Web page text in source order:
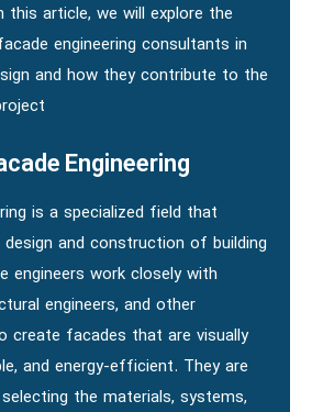
this article, we will explore the
engineering consultants in
and how they contribute to the
Engineering?
is a specialized field that
and construction of building
engineers work closely with
engineers, and other
create facades that are visually
and energy-efficient. They are
the materials, systems,